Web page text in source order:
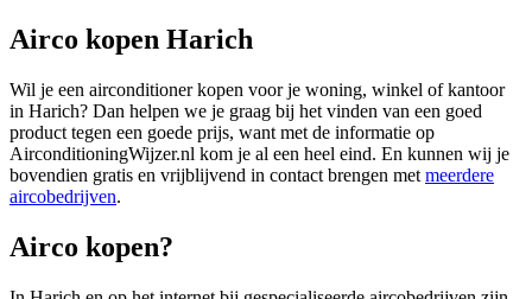
Airco kopen Harich
Wil je een airconditioner kopen voor je woning, winkel of kantoor
in Harich? Dan helpen we je graag bij het vinden van een goed
product tegen een goede prijs, want met de informatie op
AirconditioningWijzer.nl kom je al een heel eind. En kunnen wij je
bovendien gratis en vrijblijvend in contact brengen met meerdere
aircobedrijven.
Airco kopen?